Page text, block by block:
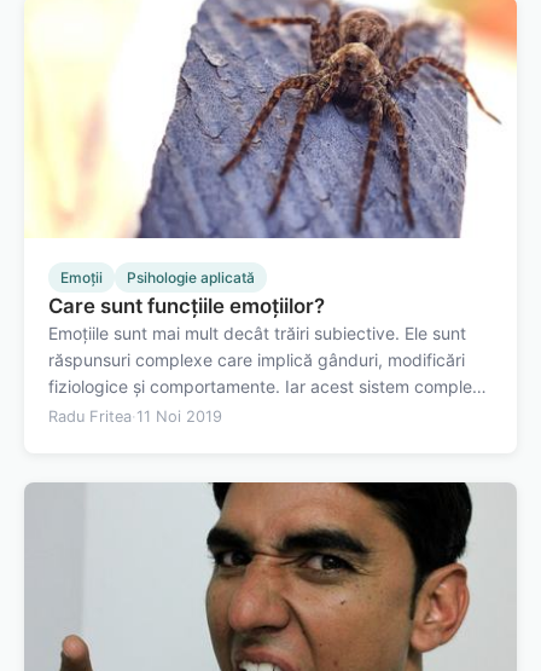
Emoții Psihologie aplicată
Care sunt funcțiile emoțiilor?
Emoțiile sunt mai mult decât trăiri subiective. Ele sunt
răspunsuri complexe care implică gânduri, modificări
fiziologice și comportamente. Iar acest sistem complex
care dă naștere emoțiilor noastre este esențial pentru
Radu Fritea· 11 Noi 2019